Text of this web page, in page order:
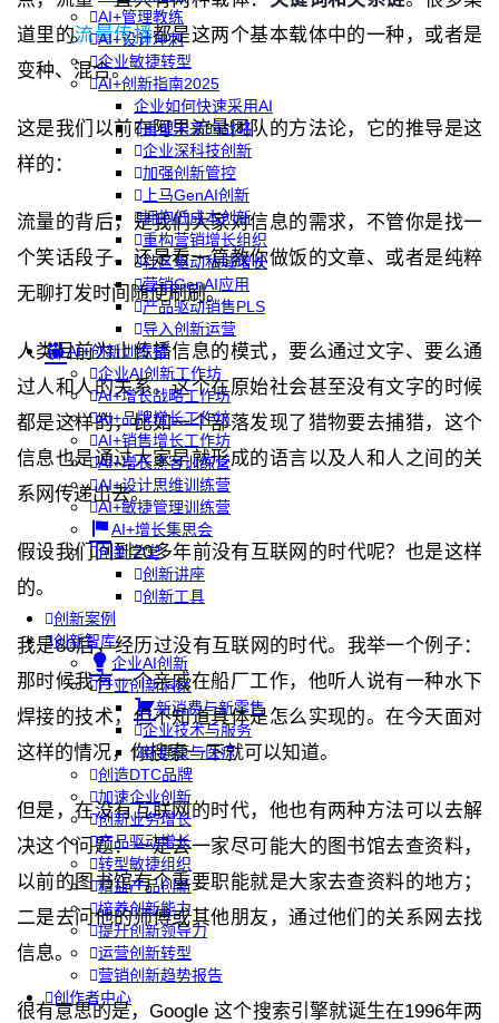
AI+管理教练
AI+设计冲刺
企业敏捷转型
AI+创新指南2025
企业如何快速采用AI
重塑未来的战略
企业深科技创新
加强创新管控
上马GenAI创新
拥抱低成本创新
重构营销增长组织
社区驱动私域增长
营销GenAI应用
产品驱动销售PLS
导入创新运营
AI+创新训练营
企业AI创新工作坊
AI+增长战略工作坊
AI+品牌增长工作坊
AI+销售增长工作坊
AI+增长黑客训练营
AI+设计思维训练营
AI+敏捷管理训练营
AI+增长集思会
创新学堂
创新讲座
创新工具
创新案例
创新智库
企业AI创新
产业创新洞察
新消费与新零售
企业技术与服务
新健康与医疗
创造DTC品牌
加速企业创新
创新业务增长
产品驱动增长
转型敏捷组织
精益产品创新
培养创新能力
提升创新领导力
运营创新转型
营销创新趋势报告
创作者中心
道里的流量传播都是这两个基本载体中的一种，或者是
变种、混合。
这是我们以前在阿里流量团队的方法论，它的推导是这
样的：
流量的背后，是我们大家对信息的需求，不管你是找一
个笑话段子、还是看一篇教你做饭的文章、或者是纯粹
无聊打发时间随便刷刷。
人类目前为止传播信息的模式，要么通过文字、要么通
过人和人的关系。这个在原始社会甚至没有文字的时候
都是这样的，比如一个部落发现了猎物要去捕猎，这个
信息也是通过大家早就形成的语言以及人和人之间的关
系网传递出去。
假设我们回到20多年前没有互联网的时代呢？也是这样
的。
我是80后，经历过没有互联网的时代。我举一个例子：
那时候我有一个亲戚在船厂工作，他听人说有一种水下
焊接的技术，但不知道具体是怎么实现的。在今天面对
这样的情况，你搜索一下就可以知道。
但是，在没有互联网的时代，他也有两种方法可以去解
决这个问题：一是去一家尽可能大的图书馆去查资料，
以前的图书馆有个重要职能就是大家去查资料的地方；
二是去问他的师傅或其他朋友，通过他们的关系网去找
信息。
很有意思的是，Google 这个搜索引擎就诞生在1996年两